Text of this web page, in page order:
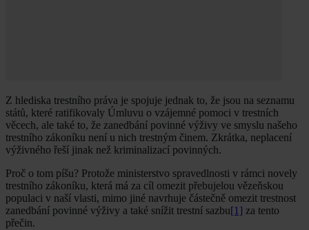
Z hlediska trestního práva je spojuje jednak to, že jsou na seznamu
států, které ratifikovaly Úmluvu o vzájemné pomoci v trestních
věcech, ale také to, že zanedbání povinné výživy ve smyslu našeho
trestního zákoníku není u nich trestným činem. Zkrátka, neplacení
výživného řeší jinak než kriminalizací povinných.
Proč o tom píšu? Protože ministerstvo spravedlnosti v rámci novely
trestního zákoníku, která má za cíl omezit přebujelou vězeňskou
populaci v naší vlasti, mimo jiné navrhuje částečně omezit trestnost
zanedbání povinné výživy a také snížit trestní sazbu[1] za tento
přečin.